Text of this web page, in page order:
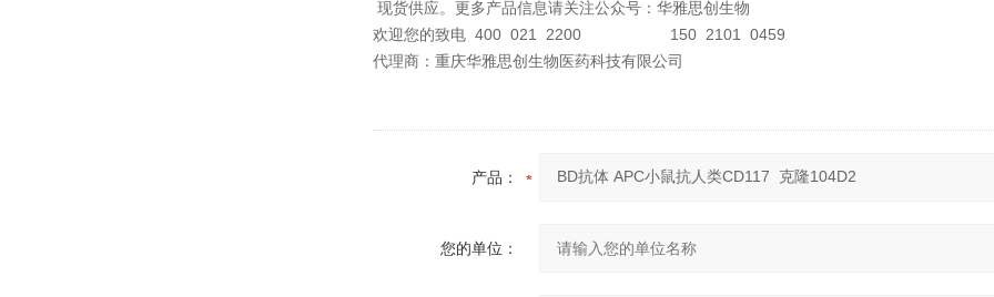
现货供应。更多产品信息请关注公众号：华雅思创生物
欢迎您的致电 400 021 2200 150 2101 0459
代理商：重庆华雅思创生物医药科技有限公司
产品：
您的单位：